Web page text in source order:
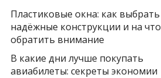
Пластиковые окна: как выбрать
надёжные конструкции и на что
обратить внимание
В какие дни лучше покупать
авиабилеты: секреты экономии